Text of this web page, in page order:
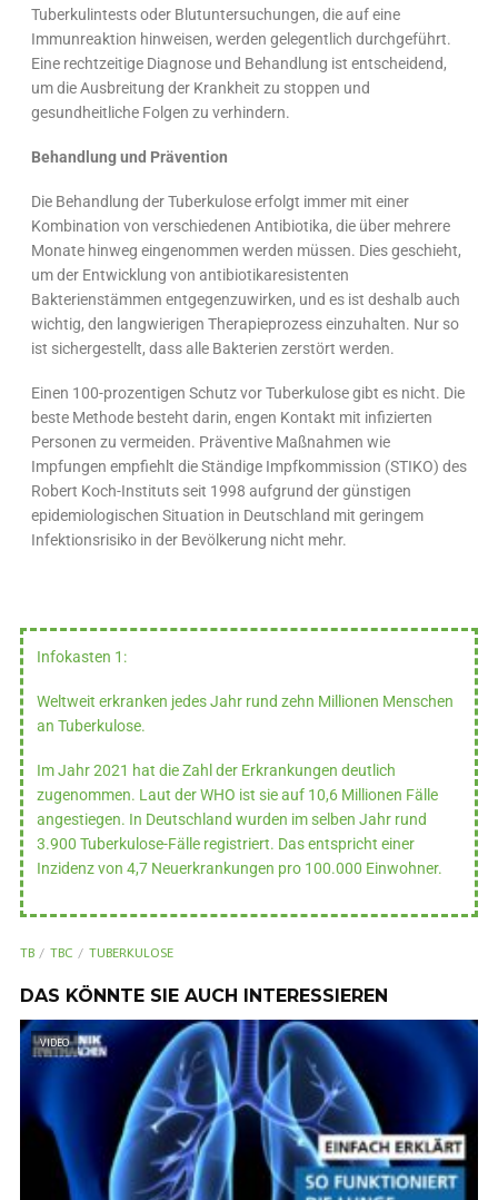
Tuberkulintests oder Blutuntersuchungen, die auf eine
Immunreaktion hinweisen, werden gelegentlich durchgeführt.
Eine rechtzeitige Diagnose und Behandlung ist entscheidend,
um die Ausbreitung der Krankheit zu stoppen und
gesundheitliche Folgen zu verhindern.
Behandlung und Prävention
Die Behandlung der Tuberkulose erfolgt immer mit einer
Kombination von verschiedenen Antibiotika, die über mehrere
Monate hinweg eingenommen werden müssen. Dies geschieht,
um der Entwicklung von antibiotikaresistenten
Bakterienstämmen entgegenzuwirken, und es ist deshalb auch
wichtig, den langwierigen Therapieprozess einzuhalten. Nur so
ist sichergestellt, dass alle Bakterien zerstört werden.
Einen 100-prozentigen Schutz vor Tuberkulose gibt es nicht. Die
beste Methode besteht darin, engen Kontakt mit infizierten
Personen zu vermeiden. Präventive Maßnahmen wie
Impfungen empfiehlt die Ständige Impfkommission (STIKO) des
Robert Koch-Instituts seit 1998 aufgrund der günstigen
epidemiologischen Situation in Deutschland mit geringem
Infektionsrisiko in der Bevölkerung nicht mehr.
Infokasten 1:
Weltweit erkranken jedes Jahr rund zehn Millionen Menschen
an Tuberkulose.
Im Jahr 2021 hat die Zahl der Erkrankungen deutlich
zugenommen. Laut der WHO ist sie auf 10,6 Millionen Fälle
angestiegen. In Deutschland wurden im selben Jahr rund
3.900 Tuberkulose-Fälle registriert. Das entspricht einer
Inzidenz von 4,7 Neuerkrankungen pro 100.000 Einwohner.
TB TBC TUBERKULOSE
DAS KÖNNTE SIE AUCH INTERESSIEREN
VIDEO